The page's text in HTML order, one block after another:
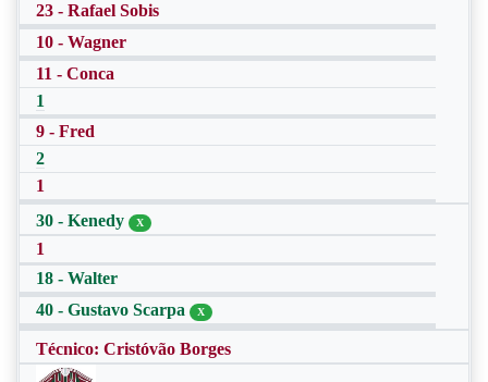
23 - Rafael Sobis
10 - Wagner
11 - Conca
1
9 - Fred
2
1
30 - Kenedy
X
1
18 - Walter
40 - Gustavo Scarpa
X
Técnico: Cristóvão Borges